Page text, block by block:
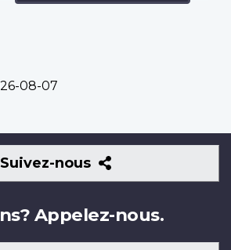
08-07
Suivez-nous
Suivez-
nous
Appelez-nous.